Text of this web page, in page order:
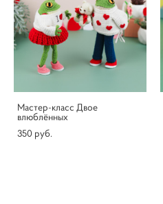
Мастер-класс Двое
влюблённых
350 pуб.